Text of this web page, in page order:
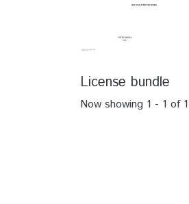
License bundle
Now showing 1 - 1 of 1